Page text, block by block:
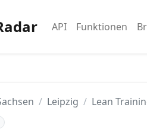
API Funktionen
Leipzig Lean